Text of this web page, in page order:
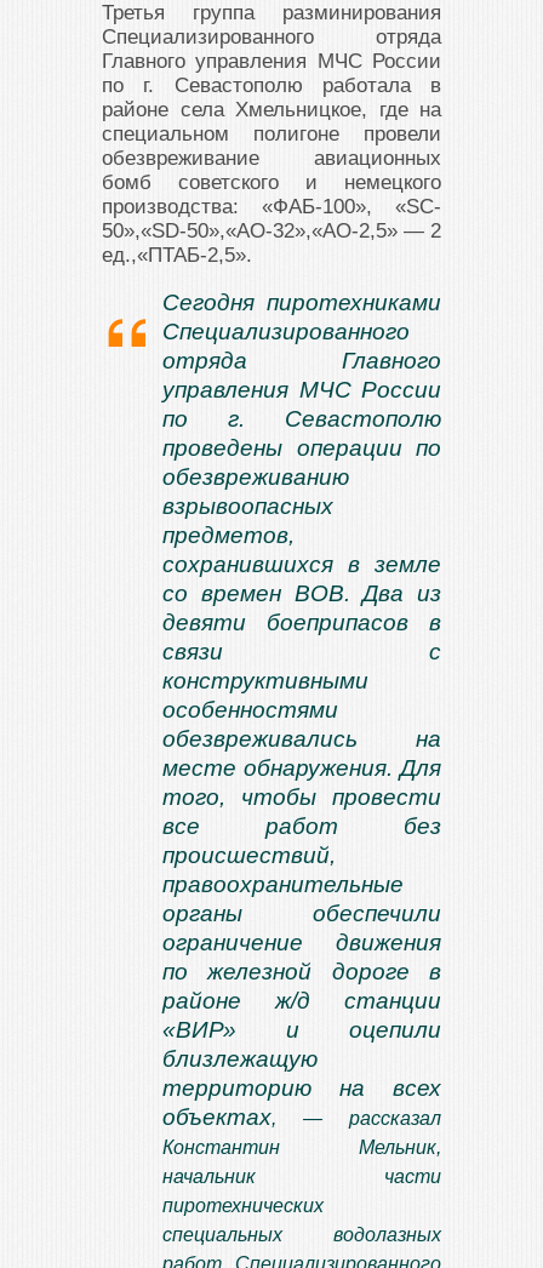
Третья группа разминирования
Специализированного отряда
Главного управления МЧС России
по г. Севастополю работала в
районе села Хмельницкое, где на
специальном полигоне провели
обезвреживание авиационных
бомб советского и немецкого
производства: «ФАБ-100», «SC-
50»,«SD-50»,«АО-32»,«AO-2,5» — 2
ед.,«ПТАБ-2,5».
Сегодня пиротехниками
Специализированного
отряда Главного
управления МЧС России
по г. Севастополю
проведены операции по
обезвреживанию
взрывоопасных
предметов,
сохранившихся в земле
со времен ВОВ. Два из
девяти боеприпасов в
связи с
конструктивными
особенностями
обезвреживались на
месте обнаружения. Для
того, чтобы провести
все работ без
происшествий,
правоохранительные
органы обеспечили
ограничение движения
по железной дороге в
районе ж/д станции
«ВИР» и оцепили
близлежащую
территорию на всех
объектах, — рассказал
Константин Мельник,
начальник части
пиротехнических
специальных водолазных
работ Специализированного